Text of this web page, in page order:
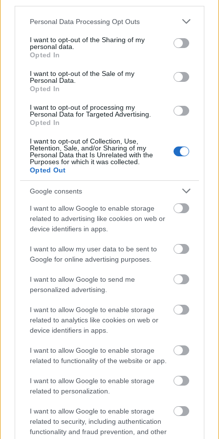
Please note that this website/app uses one or more Google
not limited to your visit or usage behaviour. You may click to
grant or deny consent to Google and its third-party tags to
use your data for below specified purposes in below Google
consent section.
Personal Data Processing Opt Outs
I want to opt-out of the Sharing of my
personal data.
Opted In
I want to opt-out of the Sale of my
Personal Data.
Opted In
I want to opt-out of processing my
Personal Data for Targeted Advertising.
Opted In
I want to opt-out of Collection, Use,
Retention, Sale, and/or Sharing of my
Personal Data that Is Unrelated with the
Purposes for which it was collected.
Opted Out
Google consents
I want to allow Google to enable storage
related to advertising like cookies on web or
device identifiers in apps.
I want to allow my user data to be sent to
Google for online advertising purposes.
I want to allow Google to send me
personalized advertising.
I want to allow Google to enable storage
related to analytics like cookies on web or
device identifiers in apps.
I want to allow Google to enable storage
related to functionality of the website or app.
I want to allow Google to enable storage
related to personalization.
I want to allow Google to enable storage
related to security, including authentication
functionality and fraud prevention, and other
nézetét, mely szerint nem a természet, hanem mi
magunk, felfogásunk, elfogultságunk tehet arról,
hogy ősztől tavaszig „halott évszak” van kertjeinkben.
A több mint 300 változatban virágzó növénytömeg
mellett a terület különleges adottságait hasznosító,
kontinensek növényvilágát reprezentáló
növényegyütteseket alakított ki. Amerika, Japán,
Szecsuán, Jünnan, a Himalája, Kaukázus, Kis-Ázsia, a
Balkán, Olaszország lombos örökzöldjei varázsolnak
szüntelen tavaszt az arborétumba.
A legcsodálatosabb, szinte elképzelhetetlenül